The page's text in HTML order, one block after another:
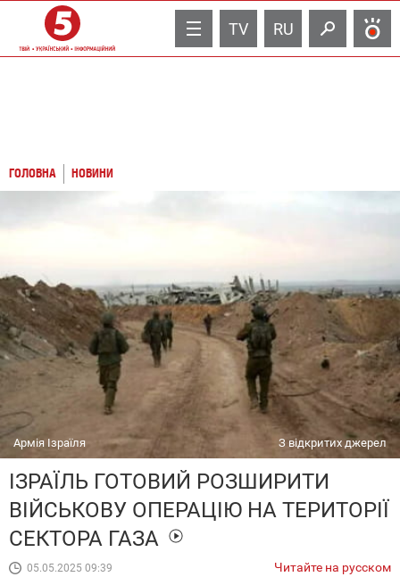
TV RU
ГОЛОВНА НОВИНИ
Армія Ізраїля З відкритих джерел
ІЗРАЇЛЬ ГОТОВИЙ РОЗШИРИТИ
ВІЙСЬКОВУ ОПЕРАЦІЮ НА ТЕРИТОРІЇ
СЕКТОРА ГАЗА
05.05.2025 09:39 Читайте на русском